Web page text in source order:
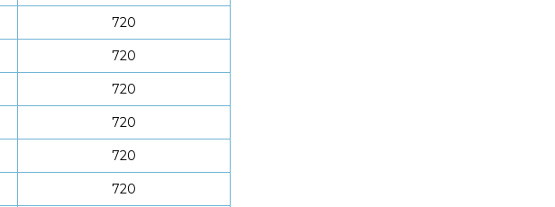
720
720
720
720
720
720